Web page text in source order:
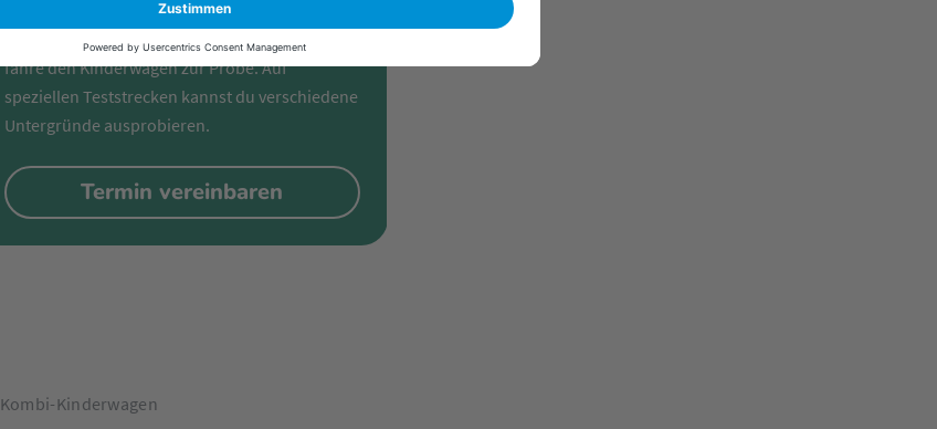
Besuche uns in einem unserer Fachmärkte und
fahre den Kinderwagen zur Probe. Auf
speziellen Teststrecken kannst du verschiedene
Untergründe ausprobieren.
Termin vereinbaren
Kombi-Kinderwagen